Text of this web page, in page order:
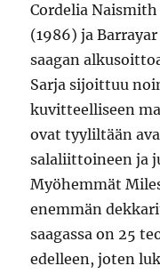
Cordelia
(1986) ja
saagan
Sarja sijoittuu
kuvitteelliseen
ovat tyyliltään
salaliittoineen ja
Myöhemmät
enemmän
saagassa on 25
edelleen, joten